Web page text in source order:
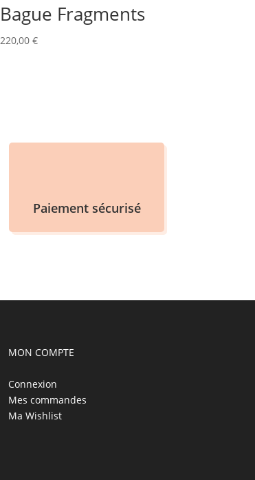
Bague Fragments
220,00 €
Paiement sécurisé
MON COMPTE
Connexion
Mes commandes
Ma Wishlist